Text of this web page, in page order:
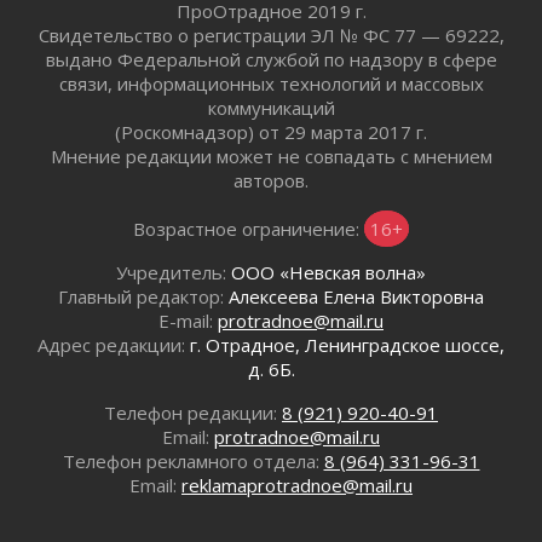
Километровые столбы «Дороги жизни»
отправили на реставрацию
02 августа 2026
Ленобласть внедрила передовую подготовку
операторов БПЛА
02 августа 2026
В Ивангороде появилась «Избушка-
02 августа 2026
Юхла, мука, кантеле и Водяной
01 августа 2026
Лето катится с горки
01 августа 2026
летию Билибина
Лето без гаджетов
01 августа 2026
ПроОтрадное 2019 г.
Свидетельство о регистрации ЭЛ № ФС 77 — 69222,
выдано Федеральной службой по надзору в сфере
связи, информационных технологий и массовых
коммуникаций
(Роскомнадзор) от 29 марта 2017 г.
Мнение редакции может не совпадать с мнением
авторов.
Возрастное ограничение: 16+
Учредитель: ООО «Невская волна»
Главный редактор: Алексеева Елена Викторовна
E-mail: protradnoe@mail.ru
Адрес редакции: г. Отрадное, Ленинградское шоссе,
д. 6Б.
Телефон редакции: 8 (921) 920-40-91
Email: protradnoe@mail.ru
Телефон рекламного отдела: 8 (964) 331-96-31
Email: reklamaprotradnoe@mail.ru